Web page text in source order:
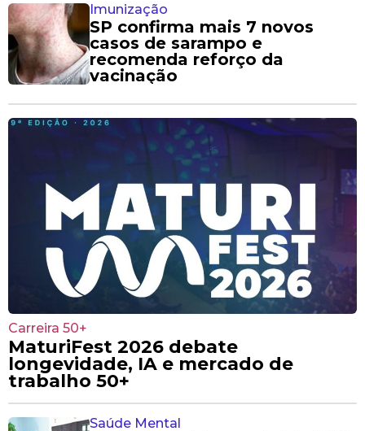
Imunização
SP confirma mais 7 novos
casos de sarampo e
recomenda reforço da
vacinação
Carreira 50+
MaturiFest 2026 debate
longevidade, IA e mercado de
trabalho 50+
Saúde Mental